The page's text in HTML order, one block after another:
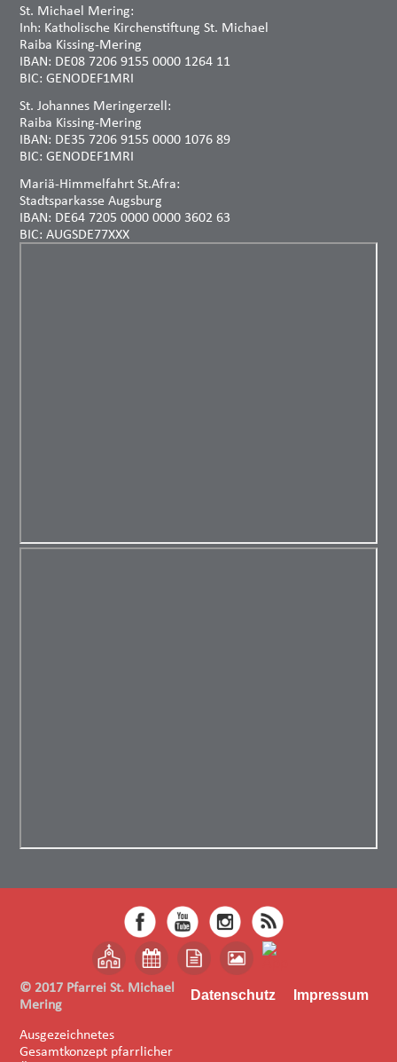
St. Michael Mering:
Inh: Katholische Kirchenstiftung St. Michael
Raiba Kissing-Mering
IBAN: DE08 7206 9155 0000 1264 11
BIC: GENODEF1MRI
St. Johannes Meringerzell:
Raiba Kissing-Mering
IBAN: DE35 7206 9155 0000 1076 89
BIC: GENODEF1MRI
Mariä-Himmelfahrt St.Afra:
Stadtsparkasse Augsburg
IBAN: DE64 7205 0000 0000 3602 63
BIC: AUGSDE77XXX
© 2017 Pfarrei St. Michael
Mering
Ausgezeichnetes
Gesamtkonzept pfarrlicher
Datenschutz Impressum